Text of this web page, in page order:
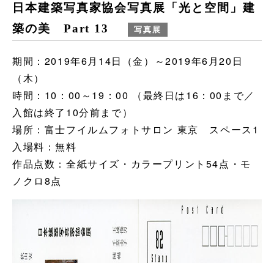
日本建築写真家協会写真展「光と空間」建
築の美 Part 13
写真展
期間：2019年6月14日（金）～2019年6月20日
（木）
時間：10：00～19：00 （最終日は16：00まで／
入館は終了10分前まで）
場所：富士フイルムフォトサロン 東京 スペース1
入場料：無料
作品点数：全紙サイズ・カラープリント54点・モ
ノクロ8点